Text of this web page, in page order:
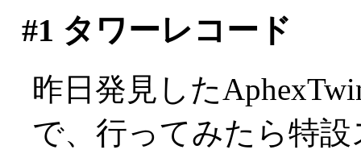
#1 タワーレコード
昨日発見した
で、行ってみたら特